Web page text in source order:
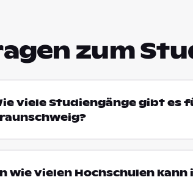
zum
viele Studiengänge gibt es
wie vielen Hochschulen